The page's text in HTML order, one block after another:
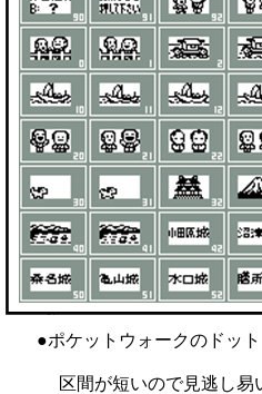
●ポケットウォークのドット
区間が短いので見逃し易い